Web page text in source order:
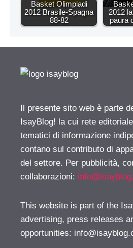
Basket Olimpiadi
2012 Brasile-Spagna
88-82
2012
paura
Il presente sito web è parte
IsayBlog! la cui rete
tematici di informazione
contano sul contributo di
del settore. Per pubblicità,
collaborazioni:
This website is part of the
advertising, press releases
opportunities: